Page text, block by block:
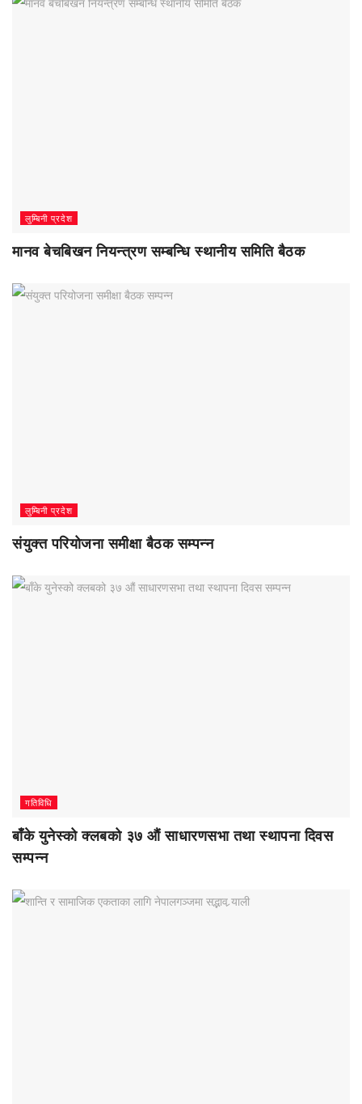
लुम्बिनी प्रदेश
मानव बेचबिखन नियन्त्रण सम्बन्धि स्थानीय समिति बैठक
लुम्बिनी प्रदेश
संयुक्त परियोजना समीक्षा बैठक सम्पन्न
गतिविधि
बाँके युनेस्को क्लबको ३७ औं साधारणसभा तथा स्थापना दिवस
सम्पन्न